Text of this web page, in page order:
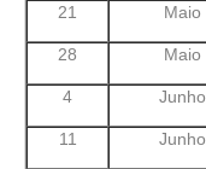
21 Maio
28 Maio
4 Junho
11 Junho